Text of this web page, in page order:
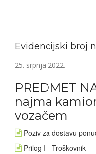
Evidencijski broj
25. srpnja 2022.
PREDMET
najma
vozačem
Poziv za dostavu
Prilog I - Troškovnik